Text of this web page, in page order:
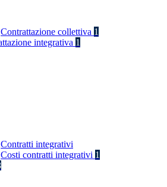
Contrattazione collettiva 1
integrativa 1
Contratti integrativi
Costi contratti integrativi 1